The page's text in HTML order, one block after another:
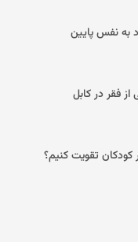
به نفس پایین
از فقر در کابل
کودکان تقویت کنیم؟